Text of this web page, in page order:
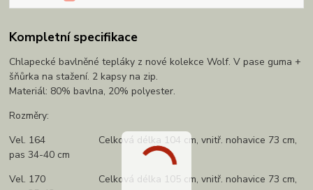
Kompletní specifikace
Chlapecké bavlněné tepláky z nové kolekce Wolf. V pase guma +
šňůrka na stažení. 2 kapsy na zip.
Materiál: 80% bavlna, 20% polyester.
Rozměry:
Vel. 164 Celková délka 104 cm, vnitř. nohavice 73 cm,
pas 34-40 cm
Vel. 170 Celková délka 105 cm, vnitř. nohavice 73 cm,